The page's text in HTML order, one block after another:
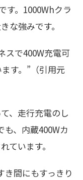
。1000Whクラ
な強みです。
スで400W充電可
す。”（引用元
、走行充電のし
も、内蔵400Wカ
ています。
き間にもすっきり